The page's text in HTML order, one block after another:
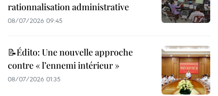
rationnalisation administrative
08/07/2026 09:45
📝Édito: Une nouvelle approche
contre « l’ennemi intérieur »
08/07/2026 01:35